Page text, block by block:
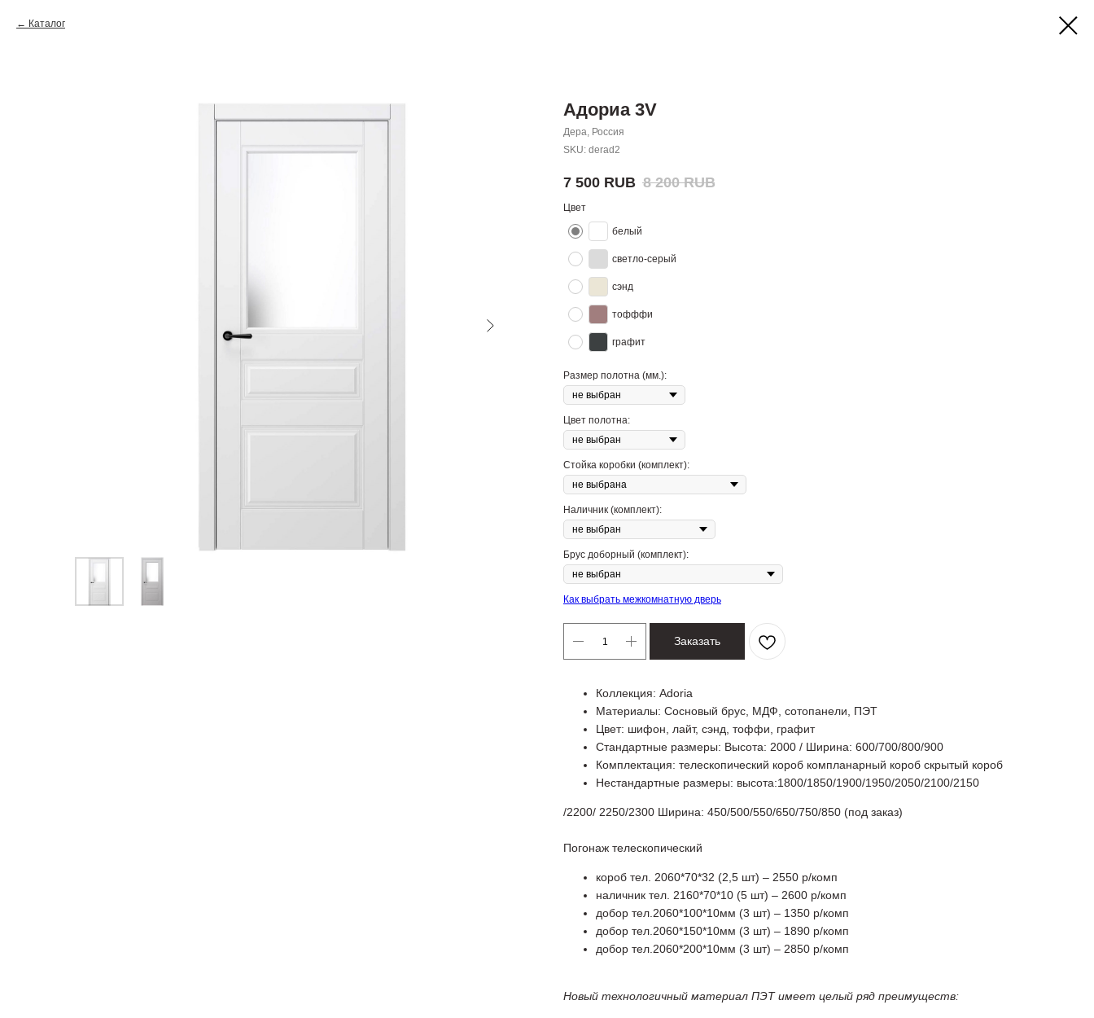
Каталог
Адориа 3V
Дера, Россия
SKU: derad2
7 500 RUB 8 200 RUB
Цвет
белый
светло-серый
сэнд
тофффи
графит
Размер полотна (мм.):
Цвет полотна:
Стойка коробки (комплект):
Наличник (комплект):
Брус доборный (комплект):
Как выбрать межкомнатную дверь
Заказать
Коллекция: Adoria
Материалы: Сосновый брус, МДФ, сотопанели, ПЭТ
Цвет: шифон, лайт, сэнд, тоффи, графит
Стандартные размеры: Высота: 2000 / Ширина: 600/700/800/900
Комплектация: телескопический короб компланарный короб скрытый короб
Нестандартные размеры: высота:1800/1850/1900/1950/2050/2100/2150
/2200/ 2250/2300 Ширина: 450/500/550/650/750/850 (под заказ)
Погонаж телескопический
короб тел. 2060*70*32 (2,5 шт) – 2550 р/комп
наличник тел. 2160*70*10 (5 шт) – 2600 р/комп
добор тел.2060*100*10мм (3 шт) – 1350 р/комп
добор тел.2060*150*10мм (3 шт) – 1890 р/комп
добор тел.2060*200*10мм (3 шт) – 2850 р/комп
Новый технологичный материал ПЭТ имеет целый ряд преимуществ: